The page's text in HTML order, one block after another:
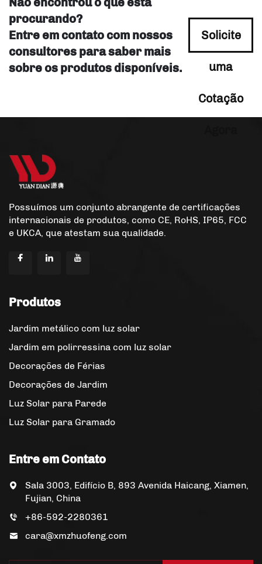
procurando?
Entre em contato com nossos
consultores para saber mais
sobre os produtos disponíveis.
Solicite
uma
Cotação
Possuímos um conjunto abrangente de certificações
internacionais de produtos, como CE, RoHS, IP65, FCC
e UKCA, que atestam sua qualidade.
Produtos
Jardim metálico com luz solar
Jardim em polirressina com luz solar
Decorações de Férias
Decorações de Jardim
Luz Solar para Parede
Luz Solar para Gramado
Entre em Contato
Sala 3003, Edifício B, 893 Avenida Haicang, Xiamen,
Fujian, China
+86-592-2280361
cara@xmzhuofeng.com